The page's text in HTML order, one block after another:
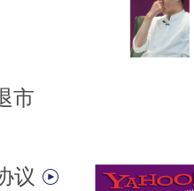
市
议